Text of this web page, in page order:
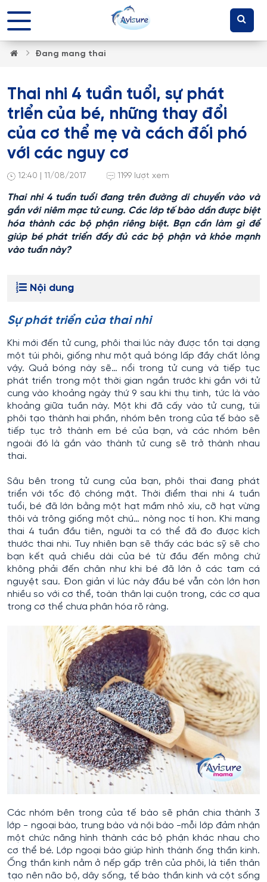
Đang mang thai
​Thai nhi 4 tuần tuổi, sự phát
triển của bé, những thay đổi
của cơ thể mẹ và cách đối phó
với các nguy cơ
12:40 | 11/08/2017 1199 lượt xem
Thai nhi 4 tuần tuổi đang trên đường di chuyển vào và
gắn với niêm mạc tử cung. Các lớp tế bào dần được biệt
hóa thành các bộ phận riêng biệt. Bạn cần làm gì để
giúp bé phát triển đầy đủ các bộ phận và khỏe mạnh
vào tuần này?
Nội dung
Sự phát triển của thai nhi
Khi mới đến tử cung, phôi thai lúc này được tồn tại dạng
một túi phôi, giống như một quả bóng lấp đầy chất lỏng
vậy. Quả bóng này sẽ… nổi trong tử cung và tiếp tục
phát triển trong một thời gian ngắn trước khi gắn với tử
cung vào khoảng ngày thứ 9 sau khi thụ tinh, tức là vào
khoảng giữa tuần này. Một khi đã cấy vào tử cung, túi
phôi tạo thành hai phần, nhóm bên trong của tế bào sẽ
tiếp tục trở thành em bé của bạn, và các nhóm bên
ngoài đó là gắn vào thành tử cung sẽ trở thành nhau
thai.
Sâu bên trong tử cung của bạn, phôi thai đang phát
triển với tốc độ chóng mặt. Thời điểm thai nhi 4 tuần
tuổi, bé đã lớn bằng một hạt mầm nhỏ xíu, cỡ hạt vừng
thôi và trông giống một chú… nòng nọc tí hon. Khi mang
thai 4 tuần đầu tiên, người ta có thể đã đo được kích
thước thai nhi. Tuy nhiên bạn sẽ thấy các bác sỹ sẽ cho
bạn kết quả chiều dài của bé từ đầu đến mông chứ
không phải đến chân như khi bé đã lớn ở các tam cá
nguyệt sau. Đon giản vì lúc này đầu bé vẫn còn lớn hơn
nhiều so với cơ thể, toàn thân lại cuộn trong, các cơ qua
trong cơ thể chưa phân hóa rõ ràng.
Các nhóm bên trong của tế bào sẽ phân chia thành 3
lớp - ngoại bào, trung bào và nội bào -mỗi lớp đảm nhận
một chức năng hình thành các bộ phận khác nhau cho
cơ thể bé. Lớp ngoại bào giúp hình thành ống thần kinh.
Ống thần kinh nằm ở nếp gấp trên của phôi, là tiền thân
tạo nên não bộ, dây sống, tế bào thần kinh và cột sống